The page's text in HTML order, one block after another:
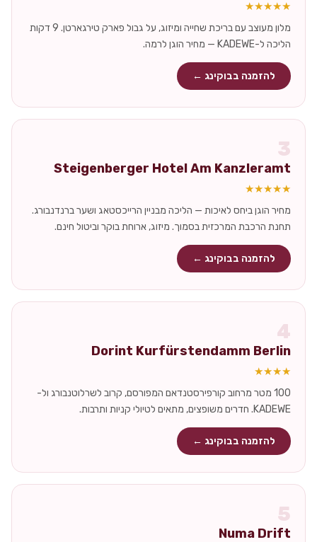
★★★★★
מלון מעוצב עם בריכת שחייה ומיזוג, על גבול פארק טירגארטן. 9 דקות
הליכה ל-KADEWE — מחיר הוגן לרמה.
להזמנה בבוקינג ←
3
Steigenberger Hotel Am Kanzleramt
★★★★★
מחיר הוגן ביחס לאיכות — הליכה מבניין הרייכסטאג ושער ברנדנבורג.
תחנת הרכבת המרכזית בסמוך. מיזוג, ארוחת בוקר וביטול חינם.
להזמנה בבוקינג ←
4
Dorint Kurfürstendamm Berlin
★★★★
100 מטר מרחוב קורפירסטנדאם המפורסם, קרוב לשרלוטנבורג ול-
KADEWE. חדרים משופצים, מתאים לטיולי קניות ותרבות.
להזמנה בבוקינג ←
5
Numa Drift